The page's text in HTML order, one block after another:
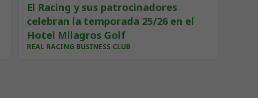
El Racing y sus patrocinadores
celebran la temporada 25/26 en el
Hotel Milagros Golf
REAL RACING BUSINESS CLUB